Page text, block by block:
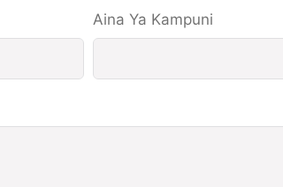
Aina Ya Kampuni